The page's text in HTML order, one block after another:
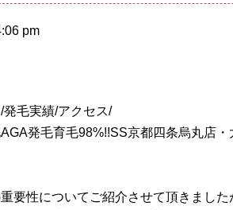
pm
毛実績/アクセス/
発毛育毛98%!!SS京都四条烏丸店・
要性についてご紹介させて頂きました